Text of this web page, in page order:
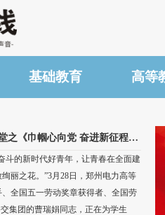
基础教育 高等
郑州电力高等专科学校举办明德讲堂之《巾帼心向党 奋进新征程》劳模精神专题讲座
斗的新时代好青年，让青春在全面建
丽之花。”3月28日，郑州电力高等
全国五一劳动奖章获得者、全国劳
集团的曹瑞娟同志，正在为学生